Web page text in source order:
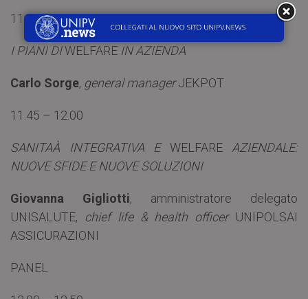
11.30 – 11.45
I PIANI DIWELFARE IN AZIENDA
Carlo Sorge, general managerJEKPOT
11.45 – 12.00
SANITAÀ INTEGRATIVA E WELFAREAZIENDALE:
NUOVE SFIDE E NUOVE SOLUZIONI
Giovanna Gigliotti, amministratore delegato
UNISALUTE,
chief life & health officerUNIPOLSAI
ASSICURAZIONI
PANEL